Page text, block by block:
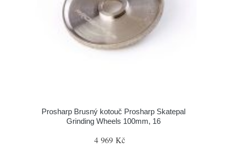
Prosharp Brusný kotouč Prosharp Skatepal
Grinding Wheels 100mm, 16
4 969 Kč